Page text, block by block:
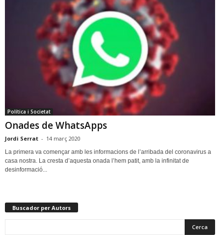
Política i Societat
Onades de WhatsApps
Jordi Serrat - 14 març 2020
La primera va començar amb les informacions de l’arribada del coronavirus a
casa nostra. La cresta d’aquesta onada l’hem patit, amb la infinitat de
desinformació...
Buscador per Autors